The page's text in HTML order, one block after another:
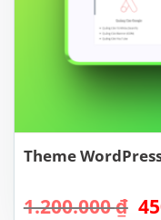
Theme
1.200.000₫